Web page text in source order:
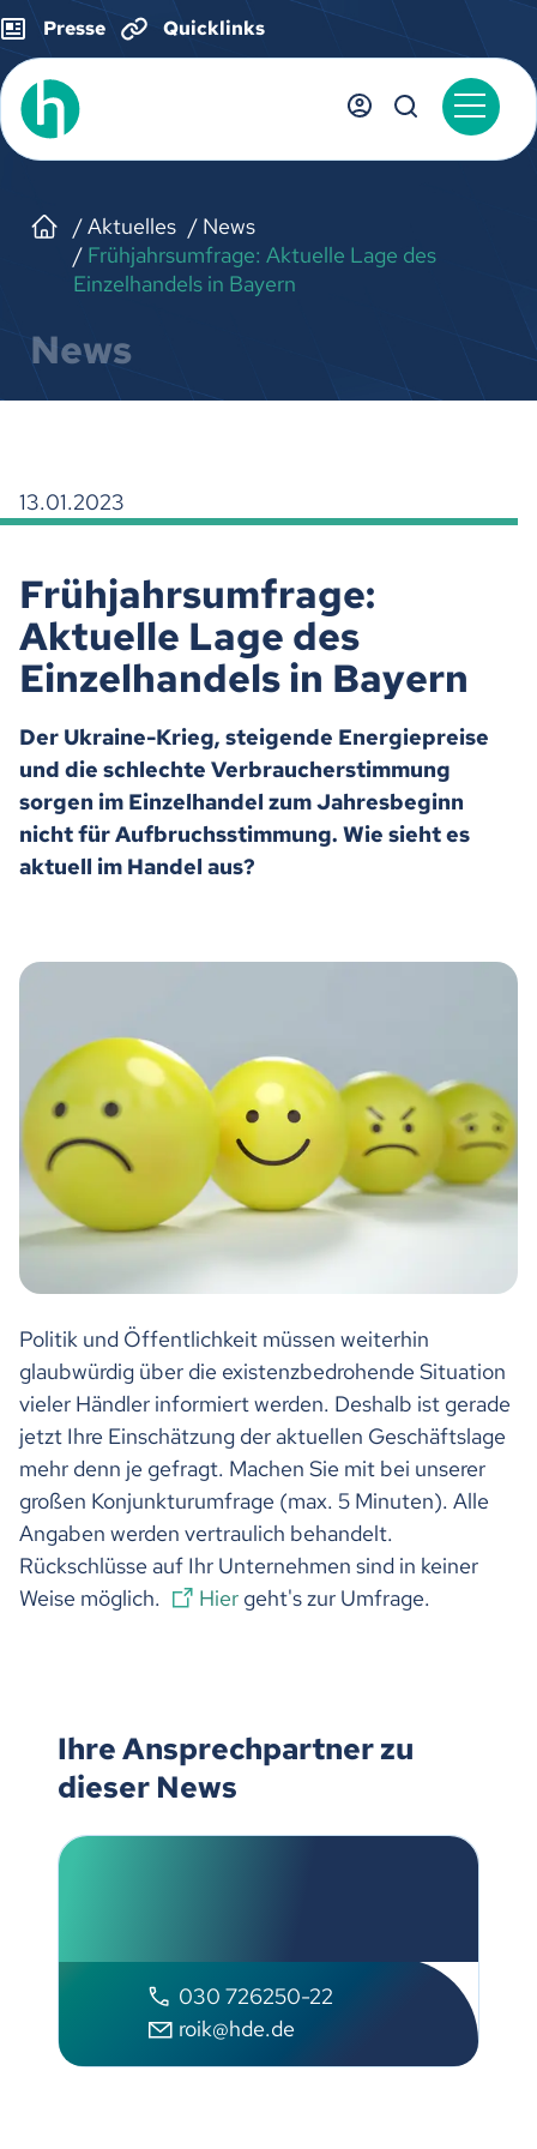
Presse Quicklinks
Aktuelles
News
Frühjahrsumfrage: Aktuelle Lage des
Einzelhandels in Bayern
News
13.01.2023
Frühjahrsumfrage:
Aktuelle Lage des
Einzelhandels in Bayern
Der Ukraine-Krieg, steigende Energiepreise
und die schlechte Verbraucherstimmung
sorgen im Einzelhandel zum Jahresbeginn
nicht für Aufbruchsstimmung. Wie sieht es
aktuell im Handel aus?
Politik und Öffentlichkeit müssen weiterhin
glaubwürdig über die existenzbedrohende Situation
vieler Händler informiert werden. Deshalb ist gerade
jetzt Ihre Einschätzung der aktuellen Geschäftslage
mehr denn je gefragt. Machen Sie mit bei unserer
großen Konjunkturumfrage (max. 5 Minuten). Alle
Angaben werden vertraulich behandelt.
Rückschlüsse auf Ihr Unternehmen sind in keiner
Weise möglich.
Hier geht's zur Umfrage.
Ihre Ansprechpartner zu
dieser News
030 726250-22
roik@hde.de